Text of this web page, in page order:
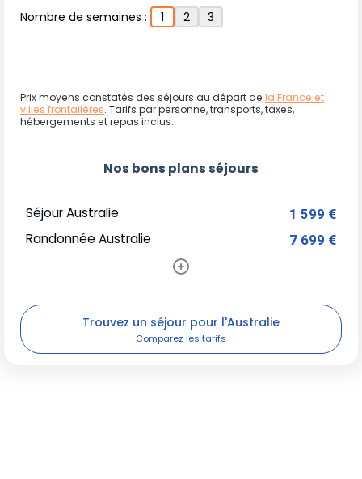
Nombre de semaines :
1 2 3
Prix moyens constatés des séjours au départ de la France et
villes frontalières. Tarifs par personne, transports, taxes,
hébergements et repas inclus.
Nos bons plans séjours
Séjour Australie 1 599 €
Randonnée Australie 7 699 €
Trouvez un séjour pour l'Australie